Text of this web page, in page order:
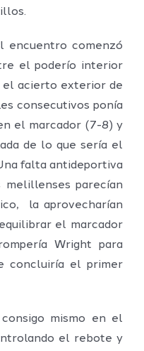
encuentro comenzó
el poderío interior
acierto exterior de
consecutivos ponía
el marcador (7-8) y
de lo que sería el
falta antideportiva
melillenses parecían
la aprovecharían
el marcador
Wright para
concluiría el primer
mismo en el
el rebote y